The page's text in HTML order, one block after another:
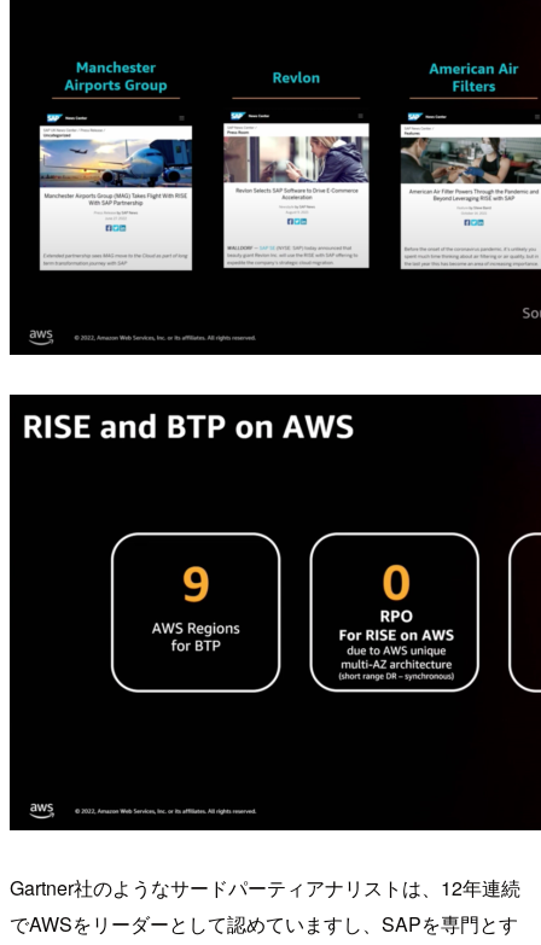
Gartner社のようなサードパーティアナリストは、12年連続
でAWSをリーダーとして認めていますし、SAPを専門とす